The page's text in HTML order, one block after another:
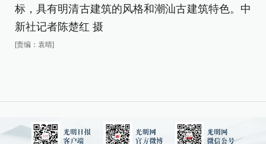
标，具有明清古建筑的风格和潮汕古建筑特色。中
新社记者陈楚红 摄
[责编：袁晴]